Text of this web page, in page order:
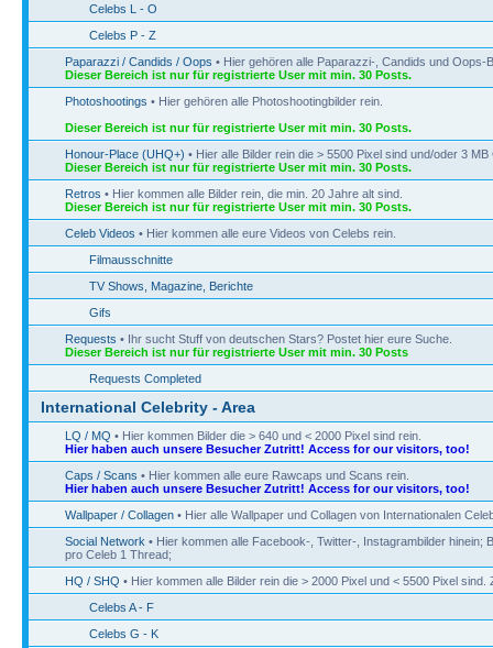
Celebs L - O
Celebs P - Z
Paparazzi / Candids / Oops • Hier gehören alle Paparazzi-, Candids und Oops-
Dieser Bereich ist nur für registrierte User mit min. 30 Posts.
Photoshootings • Hier gehören alle Photoshootingbilder rein.
Dieser Bereich ist nur für registrierte User mit min. 30 Posts.
Honour-Place (UHQ+) • Hier alle Bilder rein die > 5500 Pixel sind und/oder 3
Dieser Bereich ist nur für registrierte User mit min. 30 Posts.
Retros • Hier kommen alle Bilder rein, die min. 20 Jahre alt sind.
Dieser Bereich ist nur für registrierte User mit min. 30 Posts.
Celeb Videos • Hier kommen alle eure Videos von Celebs rein.
Filmausschnitte
TV Shows, Magazine, Berichte
Gifs
Requests • Ihr sucht Stuff von deutschen Stars? Postet hier eure Suche.
Dieser Bereich ist nur für registrierte User mit min. 30 Posts
Requests Completed
International Celebrity - Area
LQ / MQ • Hier kommen Bilder die > 640 und < 2000 Pixel sind rein.
Hier haben auch unsere Besucher Zutritt! Access for our visitors, too!
Caps / Scans • Hier kommen alle eure Rawcaps und Scans rein.
Hier haben auch unsere Besucher Zutritt! Access for our visitors, too!
Wallpaper / Collagen • Hier alle Wallpaper und Collagen von Internationalen
Social Network • Hier kommen alle Facebook-, Twitter-, Instagrambilder hinein;
pro Celeb 1 Thread;
HQ / SHQ • Hier kommen alle Bilder rein die > 2000 Pixel und < 5500 Pixel
Celebs A - F
Celebs G - K